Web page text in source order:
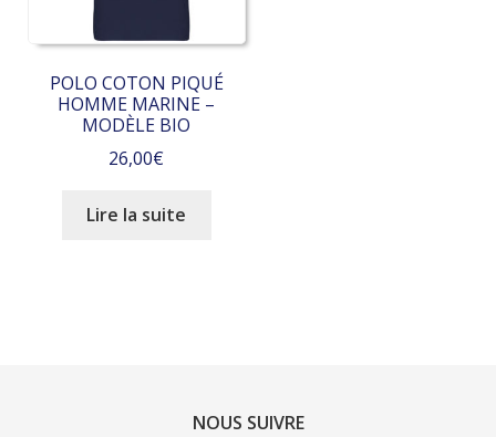
choisies
sur
page
du
produit
POLO COTON PIQUÉ
HOMME MARINE –
MODÈLE BIO
26,00€
Lire la suite
NOUS SUIVRE